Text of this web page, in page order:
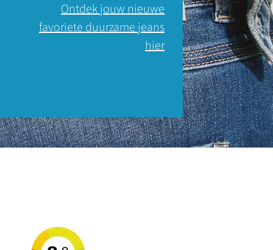
Ontdek jouw nieuwe
favoriete duurzame jeans
hier